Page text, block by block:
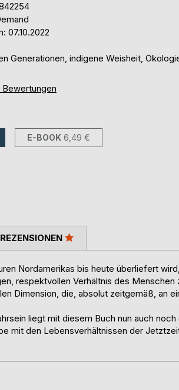
07.10.2022
Generationen, indigene Weisheit,
Bewertungen
E-BOOK 6,49 €
Nordamerikas bis heute überliefert wird,
respektvollen Verhältnis des Menschen
Dimension, die, absolut zeitgemäß, an
liegt mit diesem Buch nun auch noch
mit den Lebensverhältnissen der
REZENSIONEN